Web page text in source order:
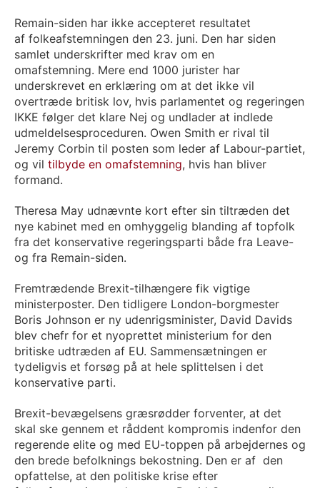
Remain-siden har ikke accepteret resultatet
af folkeafstemningen den 23. juni. Den har siden
samlet underskrifter med krav om en
omafstemning. Mere end 1000 jurister har
underskrevet en erklæring om at det ikke vil
overtræde britisk lov, hvis parlamentet og regeringen
IKKE følger det klare Nej og undlader at indlede
udmeldelsesproceduren. Owen Smith er rival til
Jeremy Corbin til posten som leder af Labour-partiet,
og vil tilbyde en omafstemning, hvis han bliver
formand.
Theresa May udnævnte kort efter sin tiltræden det
nye kabinet med en omhyggelig blanding af topfolk
fra det konservative regeringsparti både fra Leave-
og fra Remain-siden.
Fremtrædende Brexit-tilhængere fik vigtige
ministerposter. Den tidligere London-borgmester
Boris Johnson er ny udenrigsminister, David Davids
blev chefr for et nyoprettet ministerium for den
britiske udtræden af EU. Sammensætningen er
tydeligvis et forsøg på at hele splittelsen i det
konservative parti.
Brexit-bevægelsens græsrødder forventer, at det
skal ske gennem et råddent kompromis indenfor den
regerende elite og med EU-toppen på arbejdernes og
den brede befolknings bekostning. Den er af den
opfattelse, at den politiske krise efter